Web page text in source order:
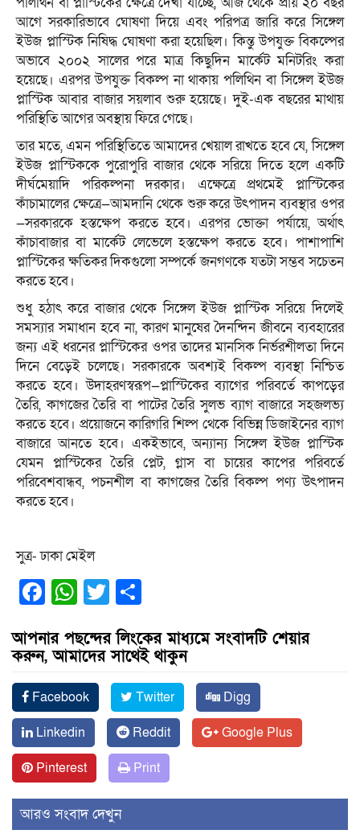
আগে সরকারিভাবে ঘোষণা দিয়ে এবং পরিপত্র জারি করে সিঙ্গেল
ইউজ প্লাস্টিক নিষিদ্ধ ঘোষণা করা হয়েছিল। কিন্তু উপযুক্ত বিকল্পের
অভাবে ২০০২ সালের পরে মাত্র কিছুদিন মার্কেট মনিটরিং করা
হয়েছে। এরপর উপযুক্ত বিকল্প না থাকায় পলিথিন বা সিঙ্গেল ইউজ
প্লাস্টিক আবার বাজার সয়লাব শুরু হয়েছে। দুই-এক বছরের মাথায়
পরিস্থিতি আগের অবস্থায় ফিরে গেছে।
তার মতে, এমন পরিস্থিতিতে আমাদের খেয়াল রাখতে হবে যে, সিঙ্গেল
ইউজ প্লাস্টিককে পুরোপুরি বাজার থেকে সরিয়ে দিতে হলে একটি
দীর্ঘমেয়াদি পরিকল্পনা দরকার। এক্ষেত্রে প্রথমেই প্লাস্টিকের
কাঁচামালের ক্ষেত্রে—আমদানি থেকে শুরু করে উৎপাদন ব্যবস্থার ওপর
—সরকারকে হস্তক্ষেপ করতে হবে। এরপর ভোক্তা পর্যায়ে, অর্থাৎ
কাঁচাবাজার বা মার্কেট লেভেলে হস্তক্ষেপ করতে হবে। পাশাপাশি
প্লাস্টিকের ক্ষতিকর দিকগুলো সম্পর্কে জনগণকে যতটা সম্ভব সচেতন
করতে হবে।
শুধু হঠাৎ করে বাজার থেকে সিঙ্গেল ইউজ প্লাস্টিক সরিয়ে দিলেই
সমস্যার সমাধান হবে না, কারণ মানুষের দৈনন্দিন জীবনে ব্যবহারের
জন্য এই ধরনের প্লাস্টিকের ওপর তাদের মানসিক নির্ভরশীলতা দিনে
দিনে বেড়েই চলেছে। সরকারকে অবশ্যই বিকল্প ব্যবস্থা নিশ্চিত
করতে হবে। উদাহরণস্বরূপ—প্লাস্টিকের ব্যাগের পরিবর্তে কাপড়ের
তৈরি, কাগজের তৈরি বা পাটের তৈরি সুলভ ব্যাগ বাজারে সহজলভ্য
করতে হবে। প্রয়োজনে কারিগরি শিল্প থেকে বিভিন্ন ডিজাইনের ব্যাগ
বাজারে আনতে হবে। একইভাবে, অন্যান্য সিঙ্গেল ইউজ প্লাস্টিক
যেমন প্লাস্টিকের তৈরি প্লেট, গ্লাস বা চায়ের কাপের পরিবর্তে
পরিবেশবান্ধব, পচনশীল বা কাগজের তৈরি বিকল্প পণ্য উৎপাদন
করতে হবে।
সুত্র- ঢাকা মেইল
Facebook
WhatsApp
Twitter
আপনার পছন্দের লিংকের মাধ্যমে সংবাদটি শেয়ার
করুন, আমাদের সাথেই থাকুন
Facebook Twitter
Digg
Linkedin
Reddit
Google Plus
Pinterest
Print
আরও সংবাদ দেখুন